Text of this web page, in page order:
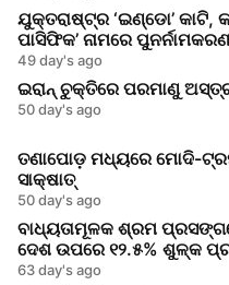
ଯୁକ୍ତରାଷ୍ଟ୍ର ‘ଇଣ୍ଡୋ’ କାଟି,
ପାସିଫିକ’ ନାମରେ ପୁନର୍ନାମକରଣ
49 day's ago
ଇରାନ୍ ଚୁକ୍ତିରେ ପରମାଣୁ
50 day's ago
ତଣାପୋଡ଼ ମଧ୍ୟରେ ମୋଦି-
ସାକ୍ଷାତ୍
50 day's ago
ବାଧ୍ୟତାମୂଳକ ଶ୍ରମ
ଦେଶ ଉପରେ ୧୨.୫% ଶୁଳ୍କ
63 day's ago